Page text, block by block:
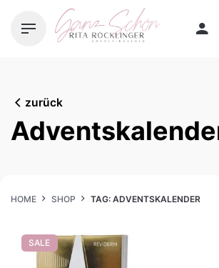
zurück
HOME SHOP TAG: ADVENTSKALENDER
SALE